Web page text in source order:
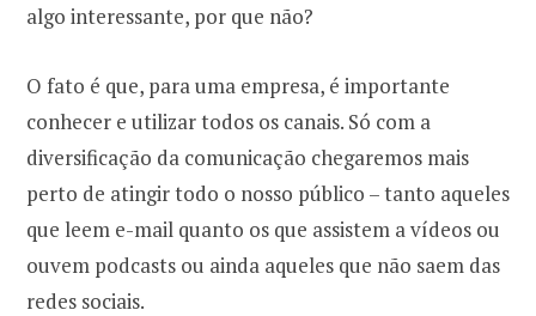
algo interessante, por que não?
O fato é que, para uma empresa, é importante
conhecer e utilizar todos os canais. Só com a
diversificação da comunicação chegaremos mais
perto de atingir todo o nosso público – tanto aqueles
que leem e-mail quanto os que assistem a vídeos ou
ouvem podcasts ou ainda aqueles que não saem das
redes sociais.